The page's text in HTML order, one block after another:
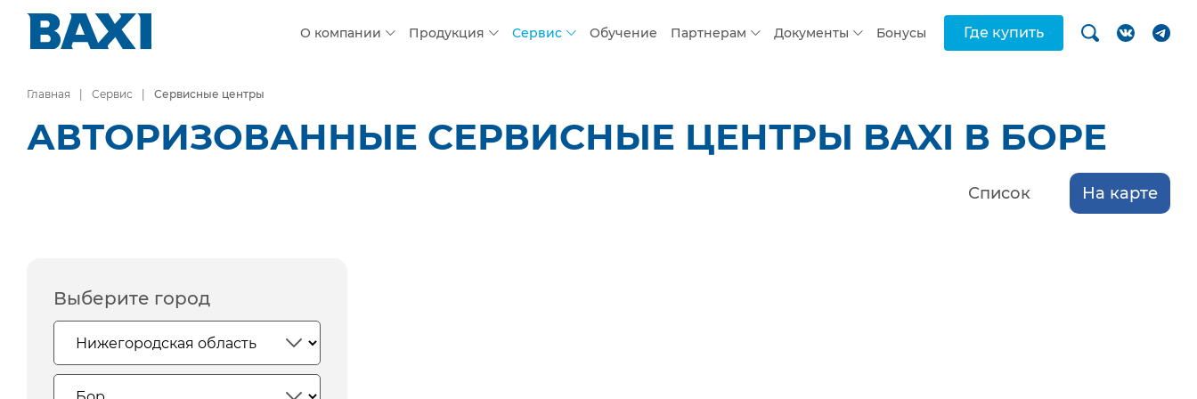
О компании Продукция Сервис Обучение Партнерам Документы Бонусы Где купить
Главная Сервис Сервисные центры
АВТОРИЗОВАННЫЕ СЕРВИСНЫЕ ЦЕНТРЫ BAXI В БОРЕ
Список На карте
Выберите город